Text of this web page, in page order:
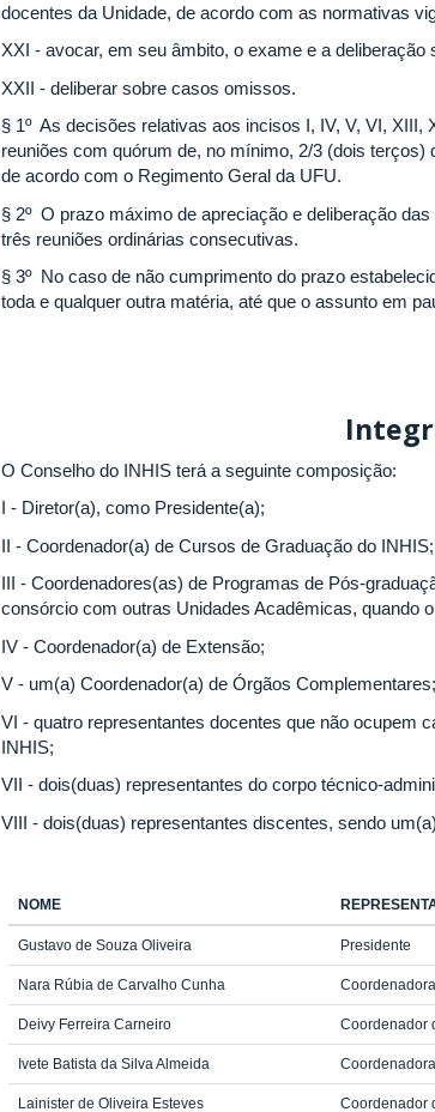
docentes da Unidade, de acordo com as normativas
XXI - avocar, em seu âmbito, o exame e a
XXII - deliberar sobre casos omissos.
§ 1º As decisões relativas aos incisos I, IV, V, VI,
reuniões com quórum de, no mínimo, 2/3 (dois
de acordo com o Regimento Geral da UFU.
§ 2º O prazo máximo de apreciação e deliberação
três reuniões ordinárias consecutivas.
§ 3º No caso de não cumprimento do prazo
toda e qualquer outra matéria, até que o assunto em
O Conselho do INHIS terá a seguinte composição:
I - Diretor(a), como Presidente(a);
II - Coordenador(a) de Cursos de Graduação do INHIS;
III - Coordenadores(as) de Programas de Pós-
consórcio com outras Unidades Acadêmicas, quando
IV - Coordenador(a) de Extensão;
V - um(a) Coordenador(a) de Órgãos Complementares;
VI - quatro representantes docentes que não ocupem
INHIS;
VII - dois(duas) representantes do corpo técnico-
VIII - dois(duas) representantes discentes, sendo
NOME
Gustavo de Souza Oliveira Presidente
Nara Rúbia de Carvalho Cunha
Deivy Ferreira Carneiro Coordenador
Ivete Batista da Silva Almeida
Lainister de Oliveira Esteves Coordenador